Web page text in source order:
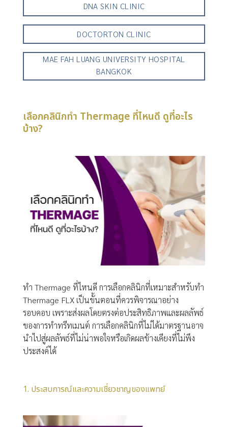
DNA SKIN CLINIC
DOCTORTON CLINIC
MAE FAH LUANG UNIVERSITY HOSPITAL
BANGKOK
เลือกคลินิกทำ Thermage ที่ไหนดี ดูที่อะไร
บ้าง?
ทำ Thermage ที่ไหนดี การเลือกคลินิกที่เหมาะสำหรับทำ
Thermage FLX เป็นขั้นตอนที่ควรพิจารณาอย่าง
รอบคอบ เพราะส่งผลโดยตรงต่อประสิทธิภาพและผลลัพธ์
ของการทำทรีทเมนต์ การเลือกคลินิกที่ไม่ได้มาตรฐานอาจ
นำไปสู่ผลลัพธ์ที่ไม่น่าพอใจหรือเกิดผลข้างเคียงที่ไม่พึง
ประสงค์ได้
1. ประสบการณ์และความเชี่ยวชาญของแพทย์